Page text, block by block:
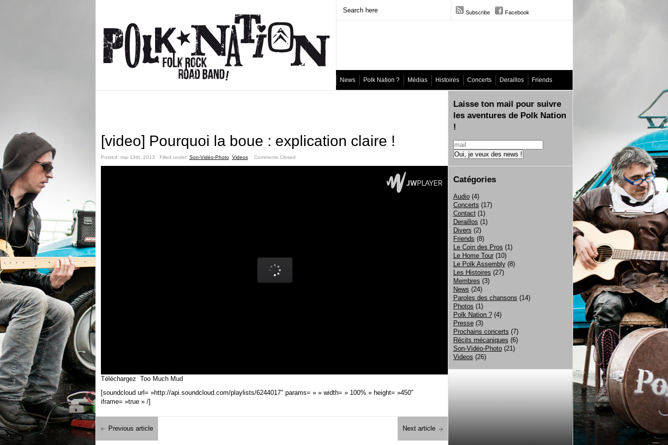
Subscribe Facebook
News Polk Nation ? Médias Histoires Concerts Deraillos Friends
Laisse ton mail pour suivre
les aventures de Polk Nation
!
Catégories
Audio(4)
Concerts (17)
Contact(1)
Deraillos (1)
Divers (2)
Friends (8)
Le Coin des Pros (1)
Le Home Tour(10)
Le Polk Assembly(8)
Les Histoires (27)
Membres (3)
News (24)
Paroles des chansons (14)
Photos (1)
Polk Nation ?(4)
Presse(3)
Prochains concerts (7)
Récits mécaniques (6)
Son-Vidéo-Photo(21)
Videos (26)
[video] Pourquoi la boue : explication claire !
Posted: mai 13th, 2013 ˑ Filled under: Son-Vidéo-Photo, Videosˑ Comments Closed
Téléchargez Too Much Mud
[soundcloud url= »http://api.soundcloud.com/playlists/6244017″ params= » » width= » 100% » height= »450″
iframe= »true » /]
Previous article Next article